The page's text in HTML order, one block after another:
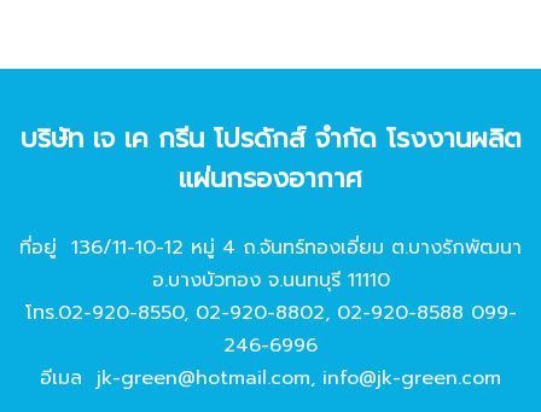
บริษัท เจ เค กรีน โปรดักส์ จํากัด โรงงานผลิต
แผ่นกรองอากาศ
ที่อยู่ 136/11-10-12 หมู่ 4 ถ.จันทร์ทองเอี่ยม ต.บางรักพัฒนา
อ.บางบัวทอง จ.นนทบุรี 11110
โทร.02-920-8550, 02-920-8802, 02-920-8588 099-
246-6996
อีเมล jk-green@hotmail.com, info@jk-green.com